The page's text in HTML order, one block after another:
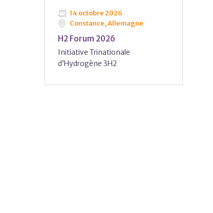
14 octobre 2026
Constance, Allemagne
H2 Forum 2026
Initiative Trinationale
d’Hydrogène 3H2